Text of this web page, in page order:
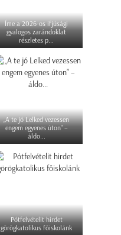
Íme a 2026-os ifjúsági
gyalogos zarándoklat
részletes p...
„A te jó Lelked vezessen
engem egyenes úton” –
áldo...
Pótfelvételit hirdet
görögkatolikus főiskolánk